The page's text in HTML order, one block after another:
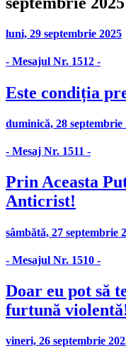
luni, 29 septembrie 2025
- Mesajul Nr. 1512 -
Este condiția
duminică, 28 septembrie
- Mesaj Nr. 1511 -
Prin Aceasta
Anticrist!
sâmbătă, 27 septembrie
- Mesajul Nr. 1510 -
Doar eu pot să
furtună
vineri, 26 septembrie